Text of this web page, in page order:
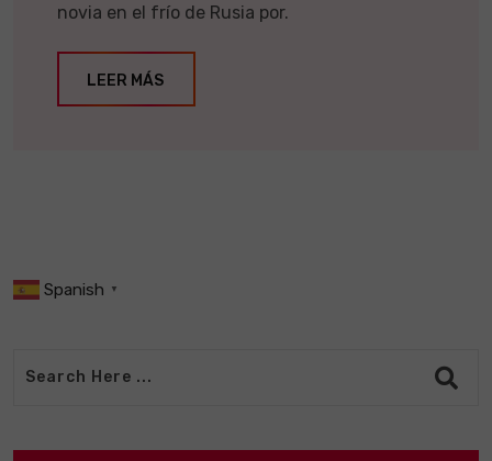
novia en el frío de Rusia por.
LEER MÁS
Spanish ▼